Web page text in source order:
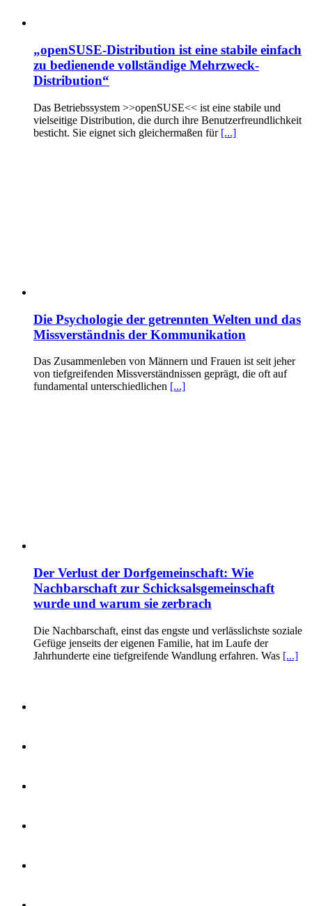
„openSUSE-Distribution ist eine stabile einfach
zu bedienende vollständige Mehrzweck-
Distribution“
Das Betriebssystem >>openSUSE<< ist eine stabile und
vielseitige Distribution, die durch ihre Benutzerfreundlichkeit
besticht. Sie eignet sich gleichermaßen für [...]
Die Psychologie der getrennten Welten und das
Missverständnis der Kommunikation
Das Zusammenleben von Männern und Frauen ist seit jeher
von tiefgreifenden Missverständnissen geprägt, die oft auf
fundamental unterschiedlichen [...]
Der Verlust der Dorfgemeinschaft: Wie
Nachbarschaft zur Schicksalsgemeinschaft
wurde und warum sie zerbrach
Die Nachbarschaft, einst das engste und verlässlichste soziale
Gefüge jenseits der eigenen Familie, hat im Laufe der
Jahrhunderte eine tiefgreifende Wandlung erfahren. Was [...]